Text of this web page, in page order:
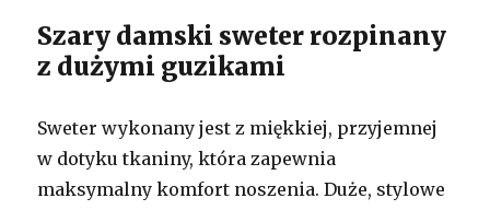
Szary damski sweter rozpinany
z dużymi guzikami
Sweter wykonany jest z miękkiej, przyjemnej
w dotyku tkaniny, która zapewnia
maksymalny komfort noszenia. Duże, stylowe